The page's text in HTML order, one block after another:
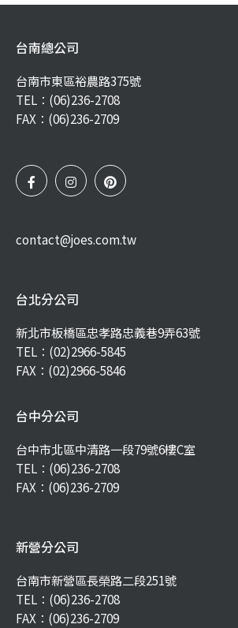
台南總公司
台南市東區裕農路375號
TEL： (06)236-2708
FAX：(06)236-2709
contact@joes.com.tw
台北分公司
新北市板橋區忠孝路忠義巷9弄63號
TEL： (02)2966-5845
FAX：(02)2966-5846
台中分公司
台中市北區中清路一段79號6樓C室
TEL： (06)236-2708
FAX：(06)236-2709
新營分公司
台南市新營區長榮路二段251號
TEL： (06)236-2708
FAX：(06)236-2709